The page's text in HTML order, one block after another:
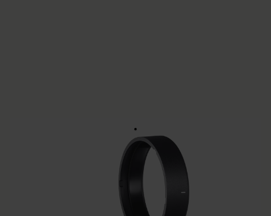
• This Tripod Collar can be used with 150-600mm F5-6.38